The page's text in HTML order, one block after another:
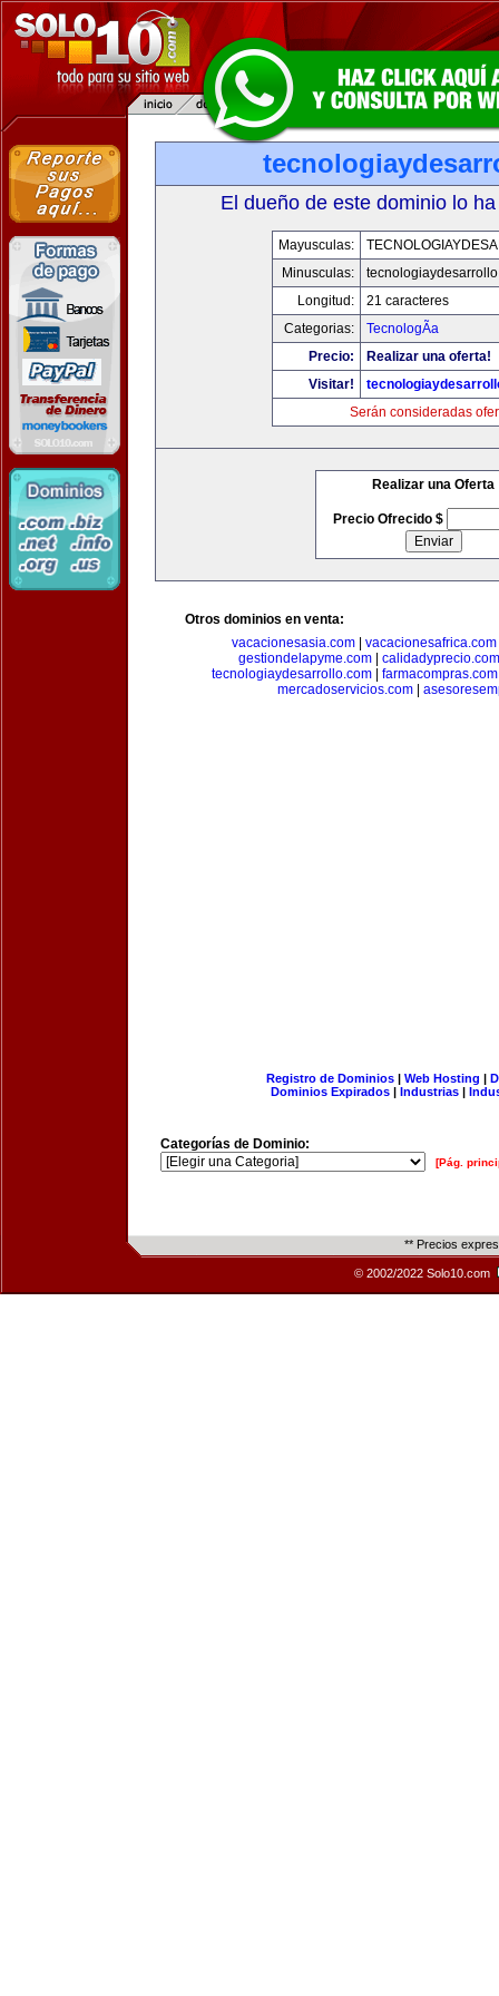
El dueño de este dominio lo
Mayusculas:
Minusculas:
Longitud:
21 caracteres
Categorias:
TecnologÃ­a
Precio:
Realizar una oferta!
Visitar!
Serán consideradas
Realizar una Oferta
Precio Ofrecido $
Otros dominios en venta:
vacacionesasia.com
vacacionesafrica.com
gestiondelapyme.com
calidadyprecio.com
tecnologiaydesarrollo.com
farmacompras.com
mercadoservicios.com|
Registro de Dominios| Web Hosting |
Dominios Expirados | Industrias |
Categorías de Dominio:
[Pág.
** Precios
© 2002/2022 Solo10.com